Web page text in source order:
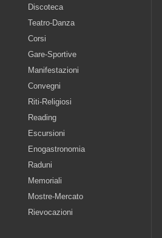
Discoteca
Teatro-Danza
Corsi
Gare-Sportive
Manifestazioni
Convegni
Riti-Religiosi
Reading
Escursioni
Enogastronomia
Raduni
Memoriali
Mostre-Mercato
Rievocazioni